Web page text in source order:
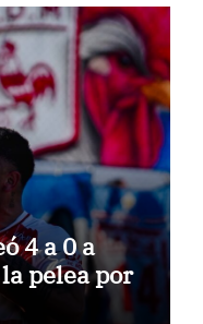
4 a 0 a
pelea por